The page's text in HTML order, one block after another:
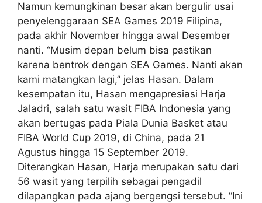
Namun kemungkinan besar akan bergulir usai
penyelenggaraan SEA Games 2019 Filipina,
pada akhir November hingga awal Desember
nanti. “Musim depan belum bisa pastikan
karena bentrok dengan SEA Games. Nanti akan
kami matangkan lagi,” jelas Hasan. Dalam
kesempatan itu, Hasan mengapresiasi Harja
Jaladri, salah satu wasit FIBA Indonesia yang
akan bertugas pada Piala Dunia Basket atau
FIBA World Cup 2019, di China, pada 21
Agustus hingga 15 September 2019.
Diterangkan Hasan, Harja merupakan satu dari
56 wasit yang terpilih sebagai pengadil
dilapangkan pada ajang bergengsi tersebut. “Ini